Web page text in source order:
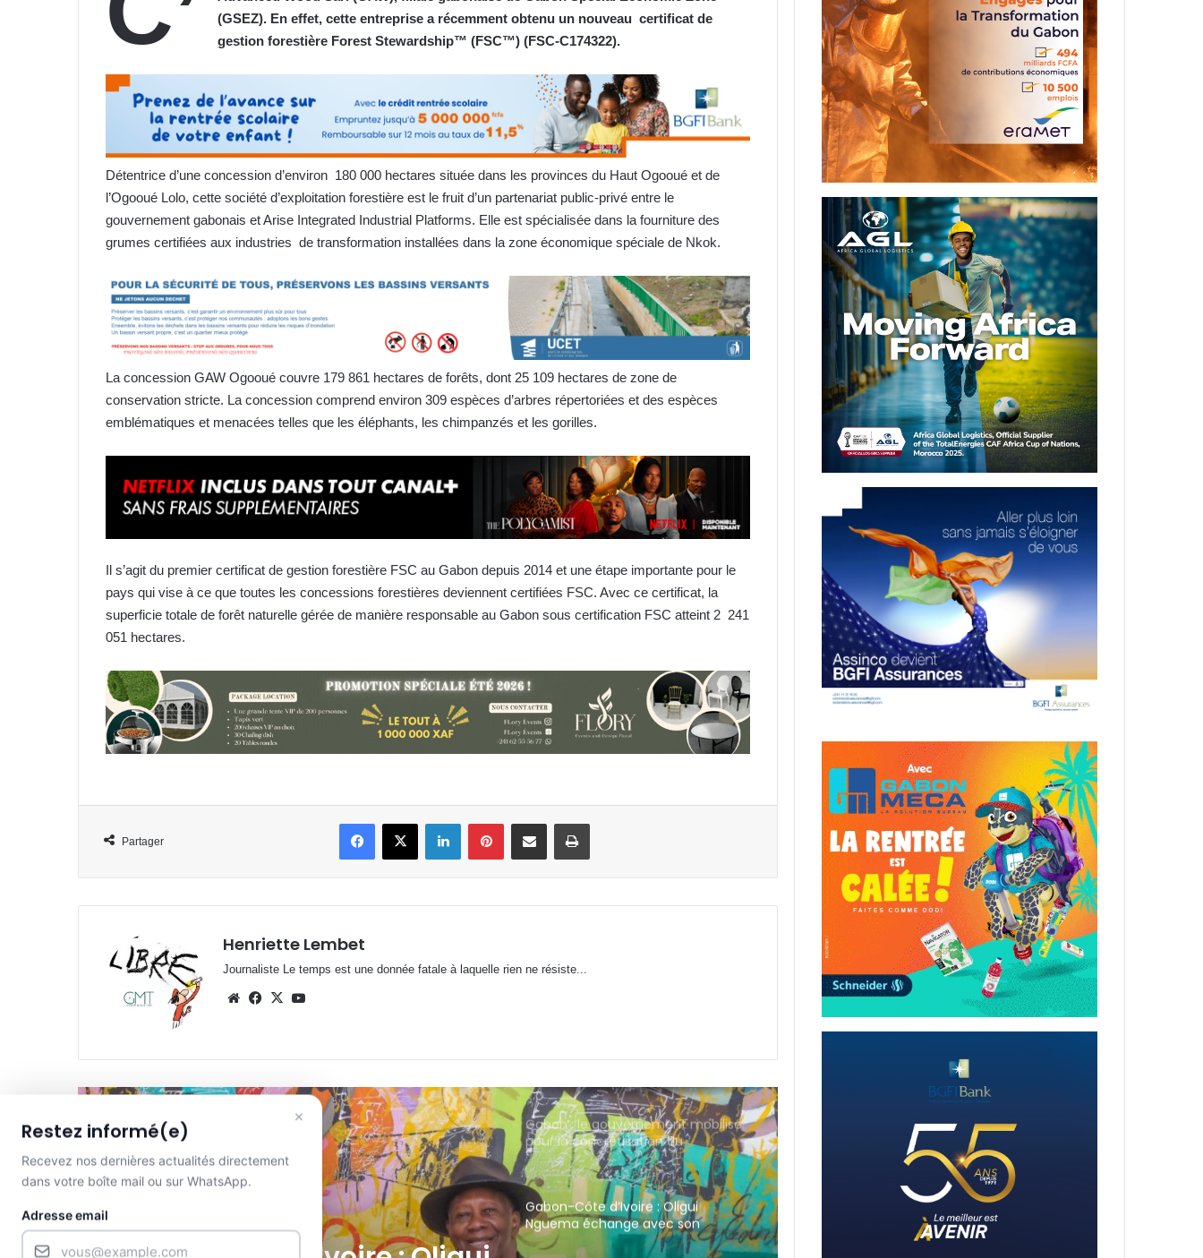
(GSEZ). En effet, cette entreprise a récemment obtenu un nouveau certificat de
gestion forestière Forest Stewardship™ (FSC™) (FSC-C174322).
Détentrice d’une concession d’environ 180 000 hectares située dans les provinces du Haut Ogooué et de
l’Ogooué Lolo, cette société d’exploitation forestière est le fruit d’un partenariat public-privé entre le
gouvernement gabonais et Arise Integrated Industrial Platforms. Elle est spécialisée dans la fourniture des
grumes certifiées aux industries de transformation installées dans la zone économique spéciale de Nkok.
La concession GAW Ogooué couvre 179 861 hectares de forêts, dont 25 109 hectares de zone de
conservation stricte. La concession comprend environ 309 espèces d’arbres répertoriées et des espèces
emblématiques et menacées telles que les éléphants, les chimpanzés et les gorilles.
Il s’agit du premier certificat de gestion forestière FSC au Gabon depuis 2014 et une étape importante pour le
pays qui vise à ce que toutes les concessions forestières deviennent certifiées FSC. Avec ce certificat, la
superficie totale de forêt naturelle gérée de manière responsable au Gabon sous certification FSC atteint 2 241
051 hectares.
Partager
FacebookX LinkedinPinterestPartager par email Imprimer
Henriette Lembet
Journaliste Le temps est une donnée fatale à laquelle rien ne résiste...
WebsiteFacebook
X
Lire le suivant
A La Une
7 août 2026 à 7h54min
Gabon : 1 664 délégués élus lors des
premières élections
professionnelles
droit »
Cybersécurité : la SEEG révèle avoir
Gabon : Hermann Immongault
échange avec la Fondation Prince
pour la concrétisation du
Gabon-Côte d’Ivoire : Oligui
Nguema échange avec son
homologue Alassane Dramane
Ouattara
Andeme : avec 259 milliards de
FCFA, le Gabon s’offre-t-il
l’aéroport le plus cher de la sous-
×
Restez informé(e)
Recevez nos dernières actualités directement
dans votre boîte mail ou sur WhatsApp.
Adresse email